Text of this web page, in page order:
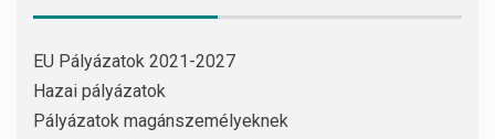
EU Pályázatok 2021-2027
Hazai pályázatok
Pályázatok magánszemélyeknek